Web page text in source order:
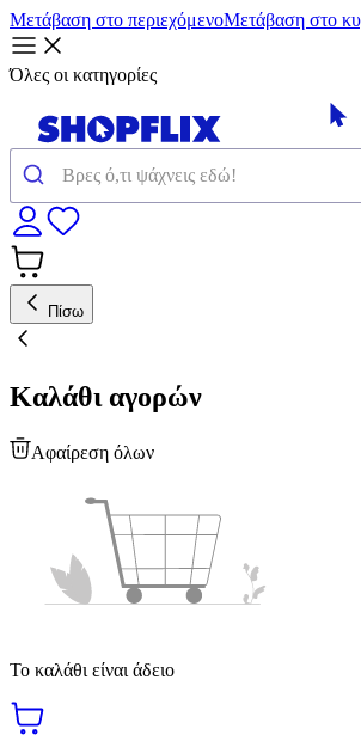
Μετάβαση στο περιεχόμενοΜετάβαση στο
Όλες οι κατηγορίες
Πίσω
Καλάθι αγορών
Αφαίρεση όλων
Το καλάθι είναι άδειο